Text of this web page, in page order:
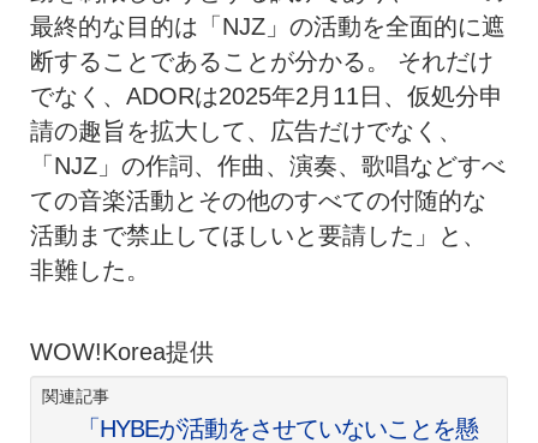
最終的な目的は「NJZ」の活動を全面的に遮
断することであることが分かる。 それだけ
でなく、ADORは2025年2月11日、仮処分申
請の趣旨を拡大して、広告だけでなく、
「NJZ」の作詞、作曲、演奏、歌唱などすべ
ての音楽活動とその他のすべての付随的な
活動まで禁止してほしいと要請した」と、
非難した。
WOW!Korea提供
関連記事
「HYBEが活動をさせていないことを懸